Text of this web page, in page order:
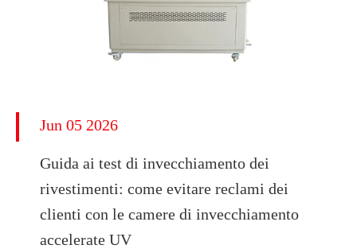
Jun 05 2026
Guida ai test di invecchiamento dei
rivestimenti: come evitare reclami dei
clienti con le camere di invecchiamento
accelerate UV